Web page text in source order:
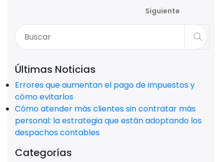
Siguiente
Últimas Noticias
Errores que aumentan el pago de impuestos y
cómo evitarlos
Cómo atender más clientes sin contratar más
personal: la estrategia que están adoptando los
despachos contables
Categorías